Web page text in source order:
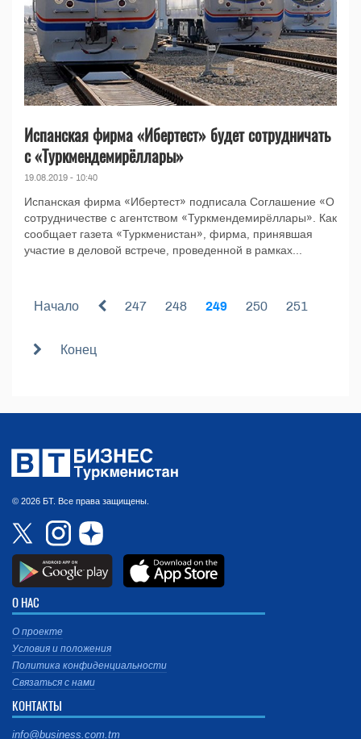
Испанская фирма «Ибертест» будет сотрудничать
с «Туркмендемирёллары»
19.08.2019 - 10:40
Испанская фирма «Ибертест» подписала Соглашение «О
сотрудничестве с агентством «Туркмендемирёллары». Как
сообщает газета «Туркменистан», фирма, принявшая
участие в деловой встрече, проведенной в рамках...
Начало 247 248 249 250 251
Конец
© 2026 БТ. Все права защищены.
О НАС
О проекте
Условия и положения
Политика конфиденциальности
Связаться с нами
КОНТАКТЫ
info@business.com.tm